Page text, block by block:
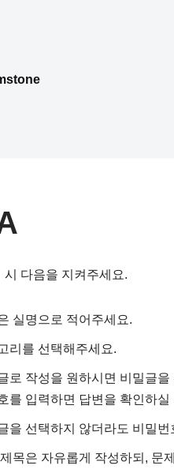
시 다음을 지켜주세요.
실명으로 적어주세요.
리를 선택해주세요.
로 작성을 원하시면 비밀글
를 입력하면 답변을 확인하실
을 선택하지 않더라도 비밀
목은 자유롭게 작성하되, 문